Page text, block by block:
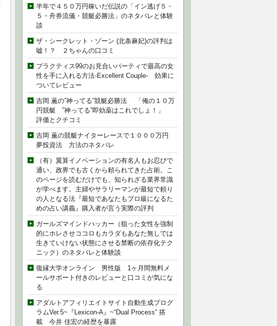
半年で４５０万円稼いだ伝説の「イン逃げ５・
５・舟券流儀・競艇必勝法」のネタバレと体験
談
ザ・シークレット・ゾーン (北条麻妃)の評判は
嘘！？ ２ちゃんの口コミ
プラクティス99のお見合いパーティで最高の女
性を手に入れる方法-Excellent Couple- 効果に
ついてレビュー
吉岡 薫の”神ってる”競艇必勝法 「俺の１０万
円競艇 ”神ってる”即効薬はこれでしょ！」
評価とクチコミ
吉岡 薫の競艇ナイターレースで１０００万円
夢投資法 方法のネタバレ
（有）翼算イノベーションの有名人もお忍びで
通い、政界でも古くから頼られてきた占術。こ
のページを読むだけでも、知られざる業界常識
が学べます。主婦やサラリーマンが最短で頼り
の人となる法『最短であなたもプロ級になるた
めの占い講義』購入者が言う実際の評判
ガールズマインドハッカー（狙った女性を強制
的にホレさせココロもカラダもあなた無しでは
生きていけない状態にさせる禁断の依存化テク
ニック）のネタバレと体験談
復縁大学オンライン 男性版 1ヶ月間無料メ
ールサポート付きのレビューと口コミが気にな
る
アダルトアフィリエイトサイト自動生成プログ
ラムVer.5~『Lexicon-A』~“Dual Process” 搭
載 今井 佳宏の経歴を暴露